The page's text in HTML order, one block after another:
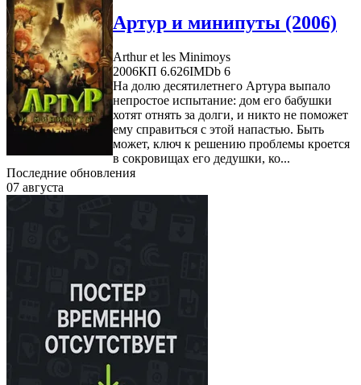
Артур и минипуты (2006)
Arthur et les Minimoys
2006КП 6.626IMDb 6
На долю десятилетнего Артура выпало
непростое испытание: дом его бабушки
хотят отнять за долги, и никто не поможет
ему справиться с этой напастью. Быть
может, ключ к решению проблемы кроется
в сокровищах его дедушки, ко...
Последние обновления
07 августа